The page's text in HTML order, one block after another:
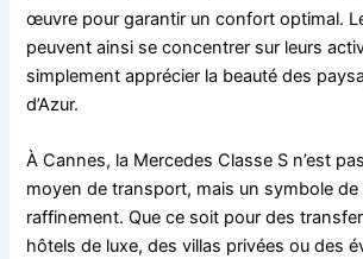
œuvre pour garantir un confort optimal.
peuvent ainsi se concentrer sur leurs
simplement apprécier la beauté des
d’Azur.
À Cannes, la Mercedes Classe S n’est
moyen de transport, mais un symbole
raffinement. Que ce soit pour des
hôtels de luxe, des villas privées ou des